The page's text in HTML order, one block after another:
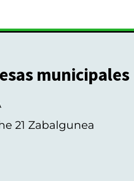
municipales
21 Zabalgunea